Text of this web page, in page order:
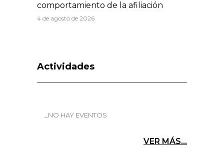
comportamiento de la afiliación
4 de agosto de 2026
Actividades
_NO HAY EVENTOS
VER MÁS...